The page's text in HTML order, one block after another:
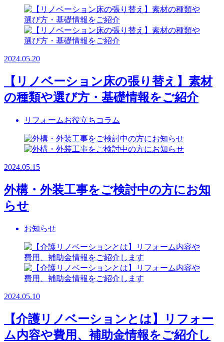
2024.05.20
【リノベーション床の張り替え】素材
の種類や選び方・基礎情報をご紹介
リフォームお役立ちコラム
2024.05.15
外構・外装工事をご検討中の方にお知
らせ
お知らせ
2024.05.10
【介護リノベーションとは】リフォー
ム内容や費用、補助金情報をご紹介し